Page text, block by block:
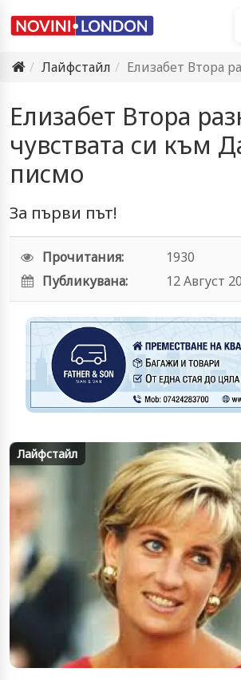
Лайфстайл
Елизабет Втора разкрива
Елизабет Втора
чувствата си към
писмо
За първи път!
Прочитания:
1930
Публикувана:
12 Август
Лайфстайл